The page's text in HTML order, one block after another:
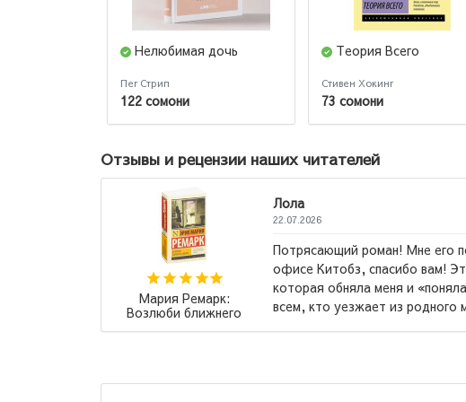
Нелюбимая дочь
Пег Стрип
122 сомони
Теория Всего
Стивен Хокинг
73 сомони
Отзывы и рецензии наших читателей
Роберт Кийосаки:
Падари сарватманд,
падари фақир /
Китоби бехтарин ба
дастрас ❤️...→